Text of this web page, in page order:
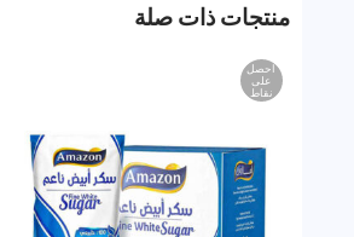
منتجات ذات صلة
احصل
على
نقاط